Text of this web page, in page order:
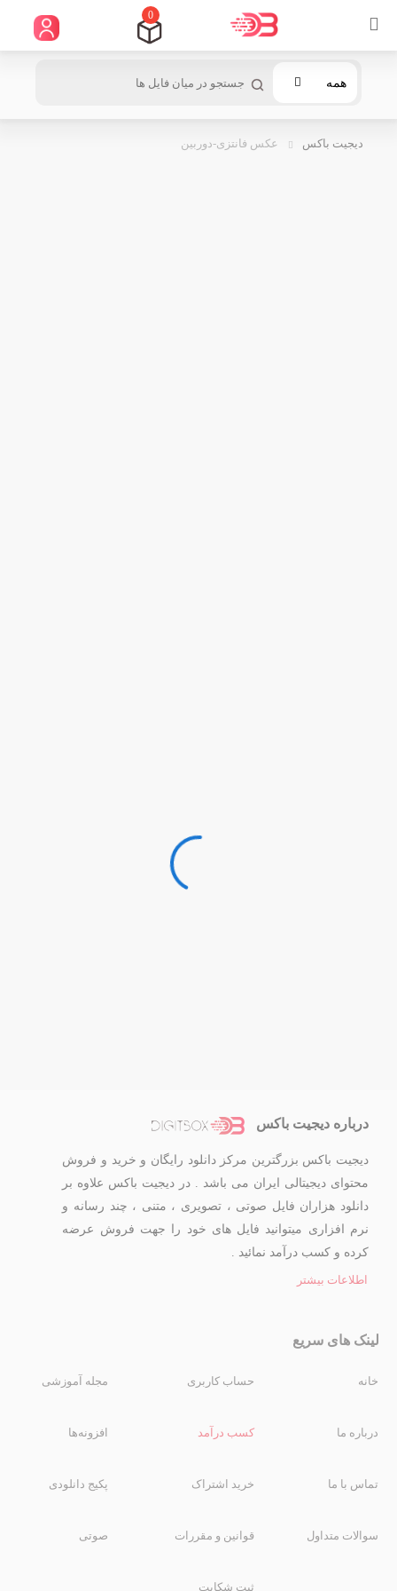
0
همه
دیجیت باکس عکس فانتزی-دوربین
درباره دیجیت باکس
دیجیت باکس بزرگترین مرکز دانلود رایگان و خرید و فروش
محتوای دیجیتالی ایران می باشد . در دیجیت باکس علاوه بر
دانلود هزاران فایل صوتی ، تصویری ، متنی ، چند رسانه و
نرم افزاری میتوانید فایل های خود را جهت فروش عرضه
کرده و کسب درآمد نمائید .
اطلاعات بیشتر
لینک های سریع
خانه
درباره ما
تماس با ما
سوالات متداول
حساب کاربری
کسب درآمد
خرید اشتراک
قوانین و مقررات
ثبت شکایت
مجله آموزشی
افزونه‌ها
پکیج دانلودی
صوتی